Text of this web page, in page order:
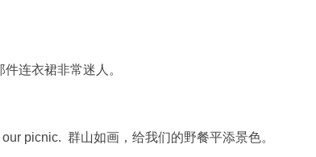
连衣裙非常迷人。
our picnic. 群山如画，给我们的野餐平添景色。